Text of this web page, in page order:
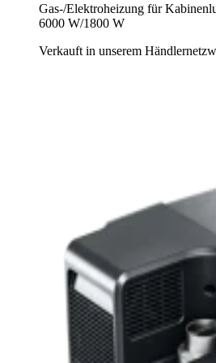
Gas-/Elektroheizung für
6000 W/1800 W
Verkauft in unserem